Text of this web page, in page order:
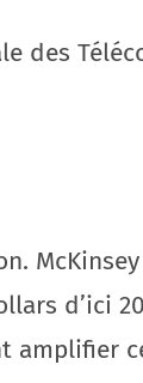
des
d’ici
amplifier